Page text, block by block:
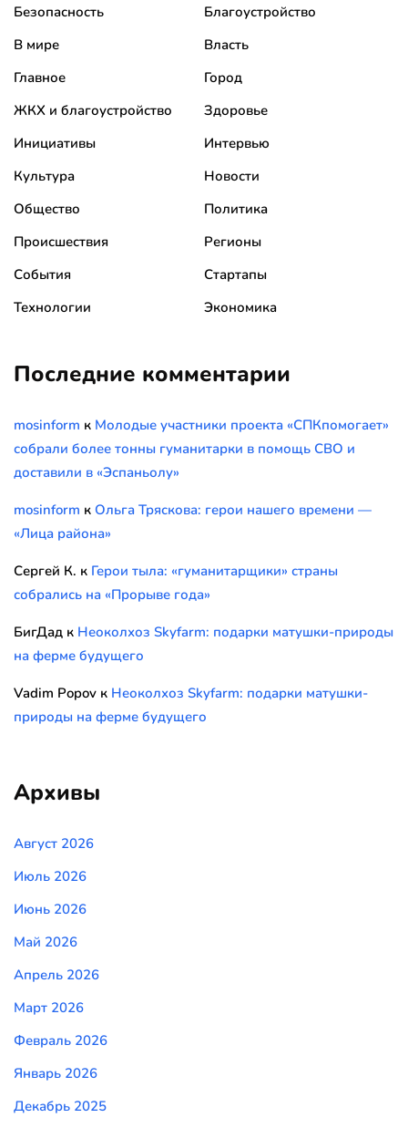
Безопасность
Благоустройство
В мире
Власть
Главное
Город
ЖКХ и благоустройство
Здоровье
Инициативы
Интервью
Культура
Новости
Общество
Политика
Происшествия
Регионы
События
Стартапы
Технологии
Экономика
Последние комментарии
mosinform к Молодые участники проекта «СПКпомогает»
собрали более тонны гуманитарки в помощь СВО и
доставили в «Эспаньолу»
mosinform к Ольга Тряскова: герои нашего времени —
«Лица района»
Сергей К. к Герои тыла: «гуманитарщики» страны
собрались на «Прорыве года»
БигДад к Неоколхоз Skyfarm: подарки матушки-природы
на ферме будущего
Vadim Popov к Неоколхоз Skyfarm: подарки матушки-
природы на ферме будущего
Архивы
Август 2026
Июль 2026
Июнь 2026
Май 2026
Апрель 2026
Март 2026
Февраль 2026
Январь 2026
Декабрь 2025